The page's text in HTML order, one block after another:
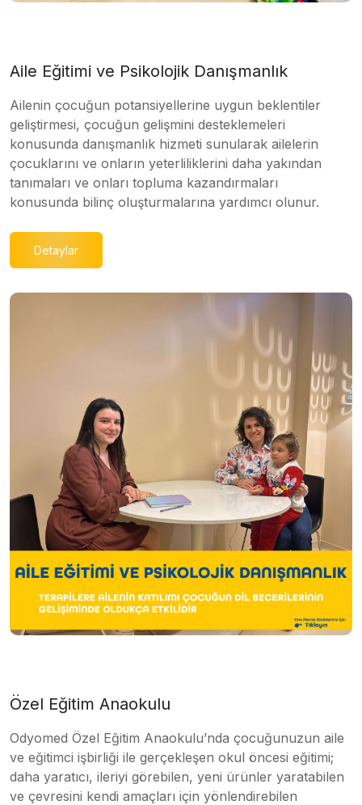
Aile Eğitimi ve Psikolojik Danışmanlık
Ailenin çocuğun potansiyellerine uygun beklentiler
geliştirmesi, çocuğun gelişmini desteklemeleri
konusunda danışmanlık hizmeti sunularak ailelerin
çocuklarını ve onların yeterliliklerini daha yakından
tanımaları ve onları topluma kazandırmaları
konusunda bilinç oluşturmalarına yardımcı olunur.
Detaylar
Özel Eğitim Anaokulu
Odyomed Özel Eğitim Anaokulu’nda çocuğunuzun aile
ve eğitimci işbirliği ile gerçekleşen okul öncesi eğitimi;
daha yaratıcı, ileriyi görebilen, yeni ürünler yaratabilen
ve çevresini kendi amaçları için yönlendirebilen